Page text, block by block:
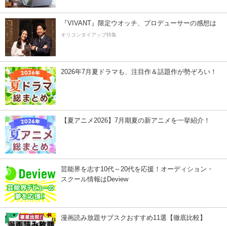
『VIVANT』限定ウオッチ、プロデューサーの感想は
オリコンタイアップ特集
2026年7月夏ドラマも、注目作＆話題作が勢ぞろい！
【夏アニメ2026】7月期夏の新アニメを一挙紹介！
芸能界を志す10代～20代を応援！オーディション・
スクール情報はDeview
漫画読み放題サブスクおすすめ11選【徹底比較】